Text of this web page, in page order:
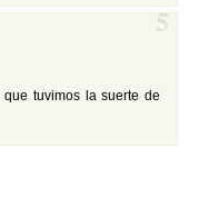
5
tuvimos la suerte de